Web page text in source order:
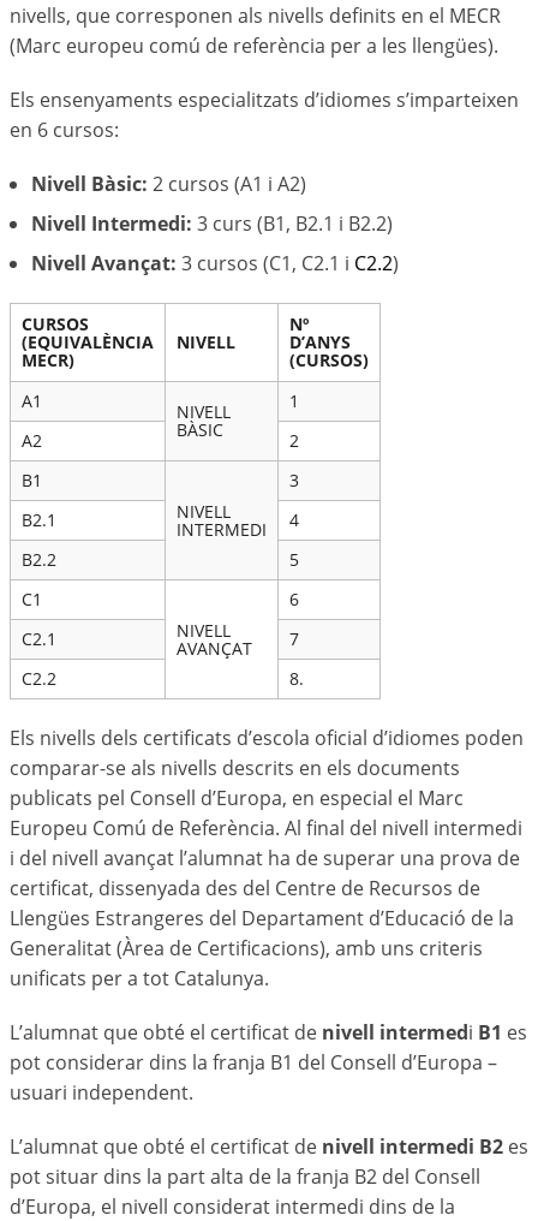
nivells, que corresponen als nivells definits en el MECR
(Marc europeu comú de referència per a les llengües).
Els ensenyaments especialitzats d’idiomes s’imparteixen
en 6 cursos:
Nivell Bàsic: 2 cursos (A1 i A2)
Nivell Intermedi: 3 curs (B1, B2.1 i B2.2)
Nivell Avançat: 3 cursos (C1, C2.1 i C2.2)
CURSOS
(EQUIVALÈNCIA
MECR)
NIVELL
Nº
D’ANYS
(CURSOS)
A1
NIVELL
BÀSIC
1
A2
2
B1
NIVELL
INTERMEDI
3
B2.1
4
B2.2
5
C1
NIVELL
AVANÇAT
6
C2.1
7
C2.2
8.
Els nivells dels certificats d’escola oficial d’idiomes poden
comparar-se als nivells descrits en els documents
publicats pel Consell d’Europa, en especial el Marc
Europeu Comú de Referència. Al final del nivell intermedi
i del nivell avançat l’alumnat ha de superar una prova de
certificat, dissenyada des del Centre de Recursos de
Llengües Estrangeres del Departament d’Educació de la
Generalitat (Àrea de Certificacions), amb uns criteris
unificats per a tot Catalunya.
L’alumnat que obté el certificat de nivell intermedi B1 es
pot considerar dins la franja B1 del Consell d’Europa –
usuari independent.
L’alumnat que obté el certificat de nivell intermedi B2 es
pot situar dins la part alta de la franja B2 del Consell
d’Europa, el nivell considerat intermedi dins de la